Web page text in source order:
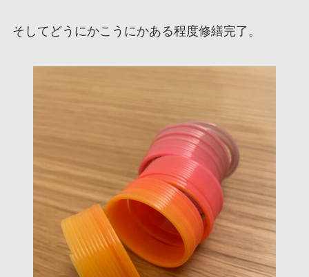
そしてどうにかこうにかある程度修繕完了。